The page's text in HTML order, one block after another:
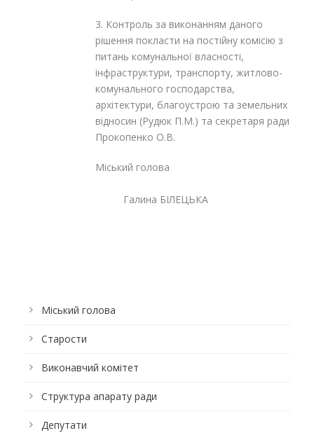
3. Контроль за виконанням даного
рішення покласти на постійну комісію з
питань комунальної власності,
інфраструктури, транспорту, житлово-
комунального господарства,
архітектури, благоустрою та земельних
відносин (Рудюк П.М.) та секретаря ради
Прокопенко О.В.
Міський голова
Галина БІЛЕЦЬКА
Міський голова
Старости
Виконавчий комітет
Структура апарату ради
Депутати